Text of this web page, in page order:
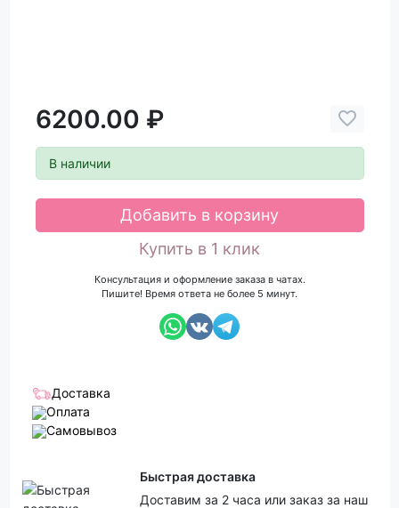
6200.00 ₽
В наличии
Добавить в корзину
Купить в 1 клик
Консультация и оформление заказа в чатах.
Пишите! Время ответа не более 5 минут.
Доставка
Оплата
Самовывоз
Быстрая доставка
Доставим за 2 часа или заказ за наш